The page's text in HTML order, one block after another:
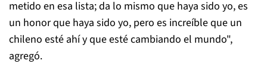
metido en esa lista; da lo mismo que haya sido yo, es
un honor que haya sido yo, pero es increíble que un
chileno esté ahí y que esté cambiando el mundo",
agregó.